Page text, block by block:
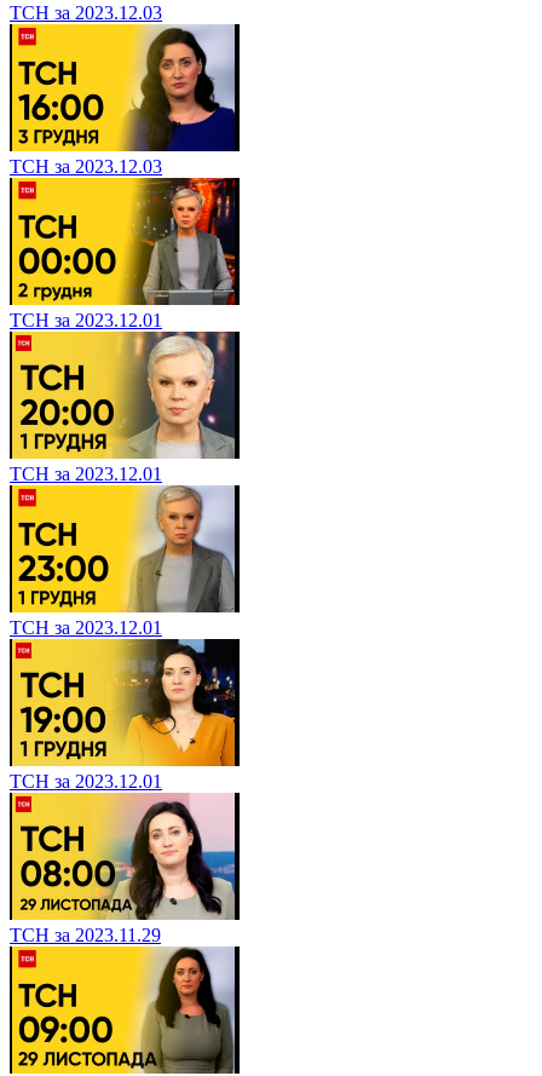
ТСН за 2023.12.03
ТСН за 2023.12.03
ТСН за 2023.12.01
ТСН за 2023.12.01
ТСН за 2023.12.01
ТСН за 2023.12.01
ТСН за 2023.11.29